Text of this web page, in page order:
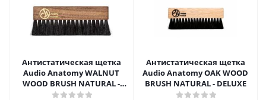
Антистатическая щетка
Audio Anatomy WALNUT
WOOD BRUSH NATURAL -
DELUXE
Антистатическая щетка
Audio Anatomy OAK WOOD
BRUSH NATURAL - DELUXE